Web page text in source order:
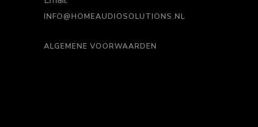
INFO@HOMEAUDIOSOLUTIONS.NL
ALGEMENE VOORWAARDEN